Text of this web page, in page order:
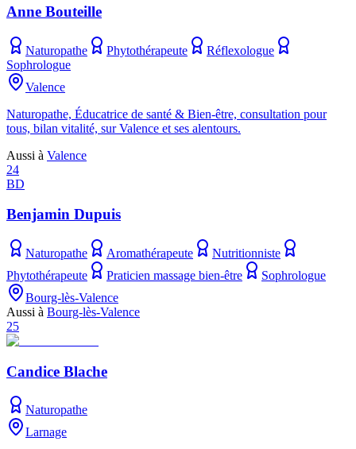
Anne Bouteille
Naturopathe Phytothérapeute
Réflexologue
Sophrologue
Valence
Naturopathe, Éducatrice de santé & Bien-être, consultation pour
tous, bilan vitalité, sur Valence et ses alentours.
Aussi à Valence
24
BD
Benjamin Dupuis
Naturopathe Aromathérapeute
Nutritionniste
Phytothérapeute
Praticien massage bien-être
Sophrologue
Bourg-lès-Valence
Aussi à Bourg-lès-Valence
25
Candice Blache
Naturopathe
Larnage